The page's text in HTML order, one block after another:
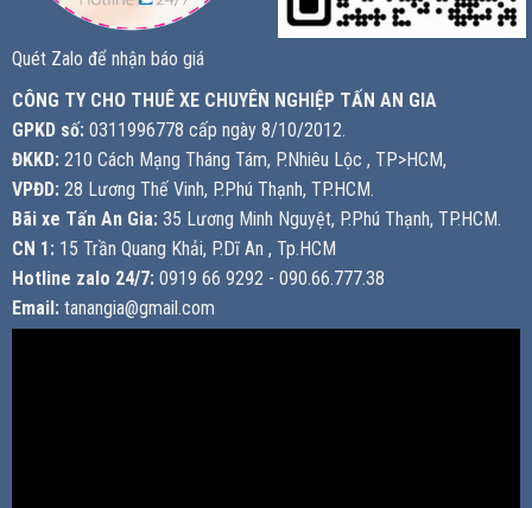
Quét Zalo để nhận báo giá
CÔNG TY CHO THUÊ XE CHUYÊN NGHIỆP TẤN AN GIA
GPKD số: 0311996778 cấp ngày 8/10/2012.
ĐKKD: 210 Cách Mạng Tháng Tám, P.Nhiêu Lộc , TP>HCM,
VPĐD: 28 Lương Thế Vinh, P.Phú Thạnh, TP.HCM.
Bãi xe Tấn An Gia: 35 Lương Minh Nguyệt, P.Phú Thạnh, TP.HCM.
CN 1: 15 Trần Quang Khải, P.Dĩ An , Tp.HCM
Hotline zalo 24/7: 0919 66 9292 - 090.66.777.38
Email: tanangia@gmail.com